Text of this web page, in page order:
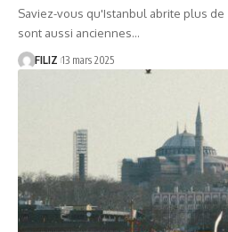
Saviez-vous qu'Istanbul abrite plus
sont aussi anciennes…
FILIZ 13 mars 2025